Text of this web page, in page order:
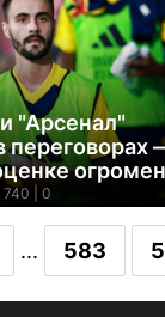
"Арсенал"
переговорах
огромен
740 | 0
... 583